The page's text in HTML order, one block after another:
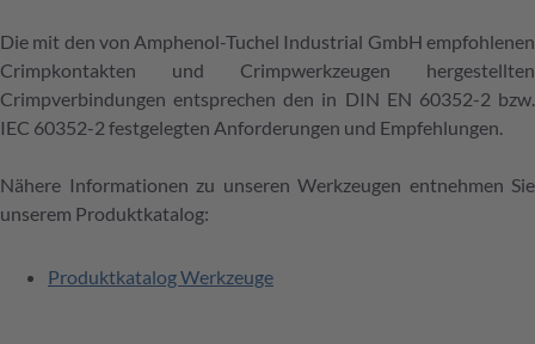
Die mit den von Amphenol-Tuchel Industrial GmbH empfohlenen
Crimpkontakten und Crimpwerkzeugen hergestellten
Crimpverbindungen entsprechen den in DIN EN 60352-2 bzw.
IEC 60352-2 festgelegten Anforderungen und Empfehlungen.
Nähere Informationen zu unseren Werkzeugen entnehmen Sie
unserem Produktkatalog:
Produktkatalog Werkzeuge